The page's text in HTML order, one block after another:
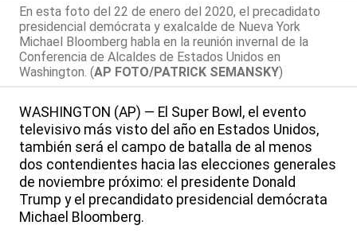
En esta foto del 22 de enero del 2020, el precadidato
presidencial demócrata y exalcalde de Nueva York
Michael Bloomberg habla en la reunión invernal de la
Conferencia de Alcaldes de Estados Unidos en
Washington. (AP FOTO/PATRICK SEMANSKY)
WASHINGTON (AP) — El Super Bowl, el evento
televisivo más visto del año en Estados Unidos,
también será el campo de batalla de al menos
dos contendientes hacia las elecciones generales
de noviembre próximo: el presidente Donald
Trump y el precandidato presidencial demócrata
Michael Bloomberg.